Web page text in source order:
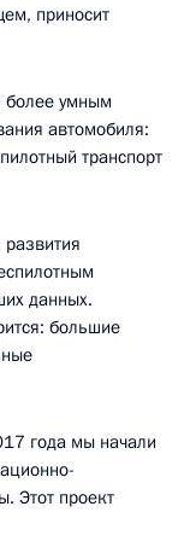
приносит
более умным
автомобиля:
транспорт
данных.
большие
года мы начали
Этот проект